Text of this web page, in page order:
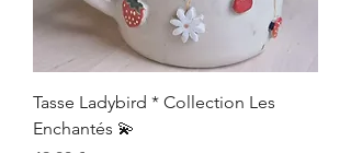
Tasse Ladybird * Collection Les
Enchantés 💫